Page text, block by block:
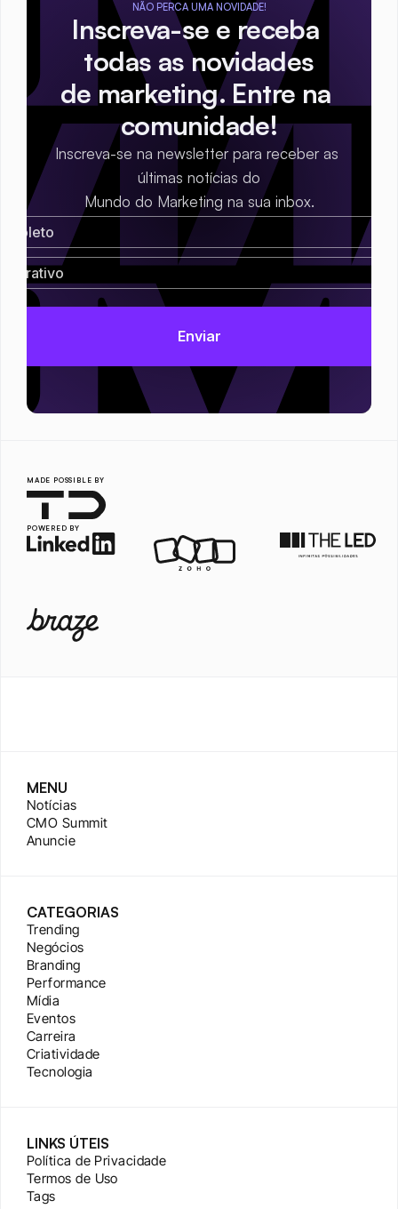
NÃO PERCA UMA NOVIDADE!
Inscreva-se e receba
todas as novidades
de marketing. Entre na
comunidade!
Inscreva-se na newsletter para receber as
últimas notícias do
Mundo do Marketing na sua inbox.
MADE POSSIBLE BY
POWERED BY
MENU
Notícias
CMO Summit
Anuncie
CATEGORIAS
Trending
Negócios
Branding
Performance
Mídia
Eventos
Carreira
Criatividade
Tecnologia
LINKS ÚTEIS
Política de Privacidade
Termos de Uso
Tags